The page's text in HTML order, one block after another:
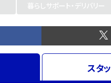
暮らしサポート・デリバリー
スタ